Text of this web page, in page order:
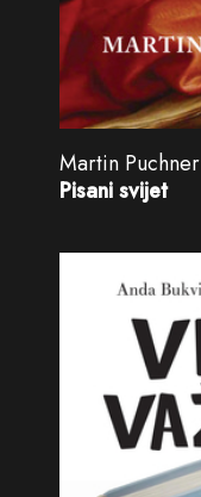
Martin Puchner
Pisani svijet